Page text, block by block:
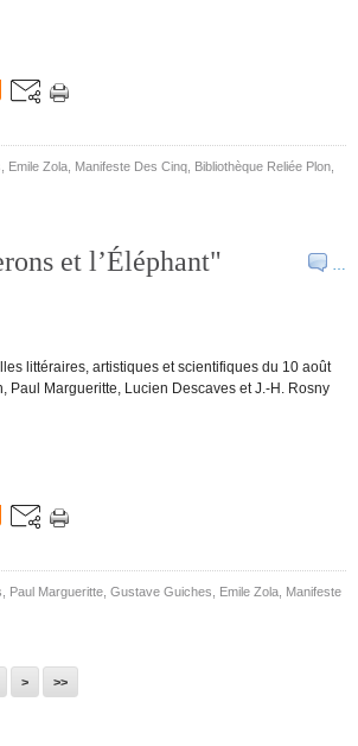
Emile Zola Manifeste Des Cinq Bibliothèque Reliée Plon
…
et l’Éléphant"
littéraires, artistiques et scientifiques du 10 août
Paul Margueritte, Lucien Descaves et J.-H. Rosny
Paul Margueritte Gustave Guiches Emile Zola Manifeste
> >>